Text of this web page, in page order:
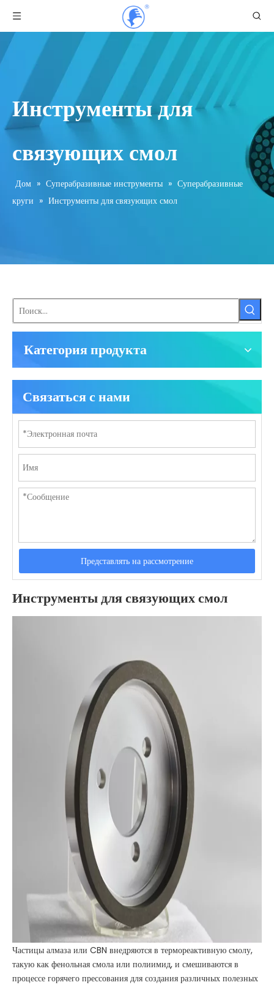
Инструменты для
связующих смол
Дом » Суперабразивные инструменты » Суперабразивные
круги » Инструменты для связующих смол
Категория продукта
Связаться с нами
Представлять на рассмотрение
Инструменты для связующих смол
Частицы алмаза или CBN внедряются в термореактивную смолу,
такую ​​как фенольная смола или полиимид, и смешиваются в
процессе горячего прессования для создания различных полезных